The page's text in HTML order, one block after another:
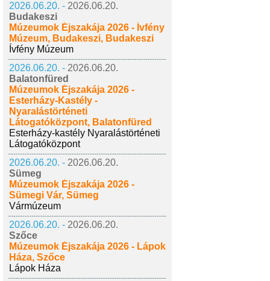
2026.06.20. - 2026.06.20.
Budakeszi
Múzeumok Éjszakája 2026 - Ívfény
Múzeum, Budakeszi, Budakeszi
Ívfény Múzeum
2026.06.20. - 2026.06.20.
Balatonfüred
Múzeumok Éjszakája 2026 -
Esterházy-Kastély -
Nyaralástörténeti
Látogatóközpont, Balatonfüred
Esterházy-kastély Nyaralástörténeti
Látogatóközpont
2026.06.20. - 2026.06.20.
Sümeg
Múzeumok Éjszakája 2026 -
Sümegi Vár, Sümeg
Vármúzeum
2026.06.20. - 2026.06.20.
Szőce
Múzeumok Éjszakája 2026 - Lápok
Háza, Szőce
Lápok Háza